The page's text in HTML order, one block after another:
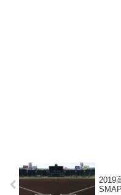
2019